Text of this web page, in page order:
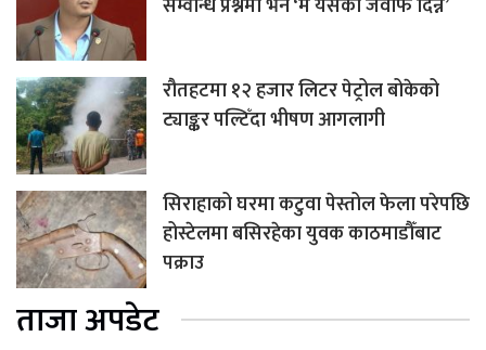
सम्वन्धि प्रश्नमा भने ‘म यसको जवाफ दिन्नँ’
रौतहटमा १२ हजार लिटर पेट्रोल बोकेको
ट्याङ्कर पल्टिँदा भीषण आगलागी
सिराहाको घरमा कटुवा पेस्तोल फेला परेपछि
होस्टेलमा बसिरहेका युवक काठमाडौँबाट
पक्राउ
ताजा अपडेट